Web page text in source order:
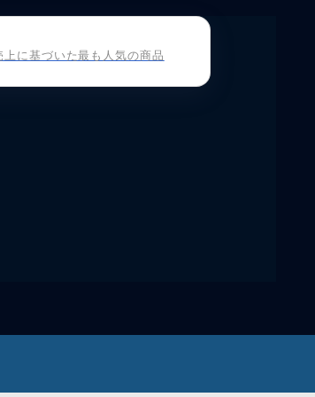
上に基づいた最も人気の商品